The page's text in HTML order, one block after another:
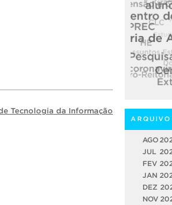
Tecnologia da Informação
ARQUIVO
AGO
JUL
FEV
JAN
DEZ
NOV